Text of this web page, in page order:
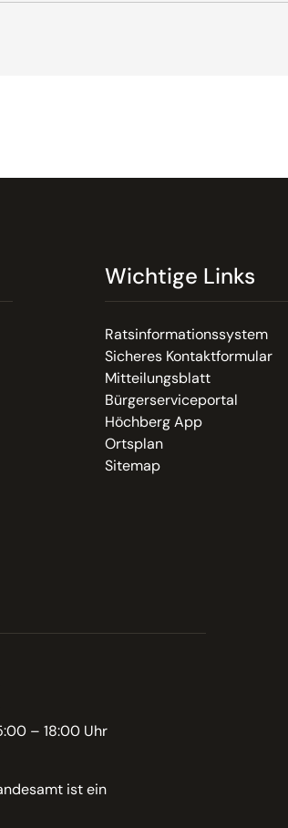
Wichtige Links
Ratsinformationssystem
Sicheres Kontaktformular
Mitteilungsblatt
Bürgerserviceportal
Höchberg App
Ortsplan
Sitemap
– 18:00 Uhr
ist ein